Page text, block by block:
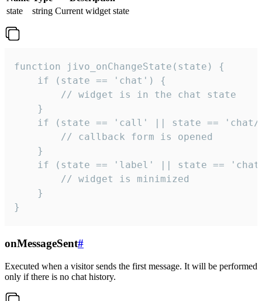
state
string Current widget state
function jivo_onChangeState(state) {
    if (state == 'chat') {
        // widget is in the chat state
    }
if (state == 'call' || state ==
        // callback form is opened
    }
if (state == 'label' || state ==
        // widget is minimized
    }
}
onMessageSent#
Executed when a visitor sends the first message. It will be performed
only if there is no chat history.